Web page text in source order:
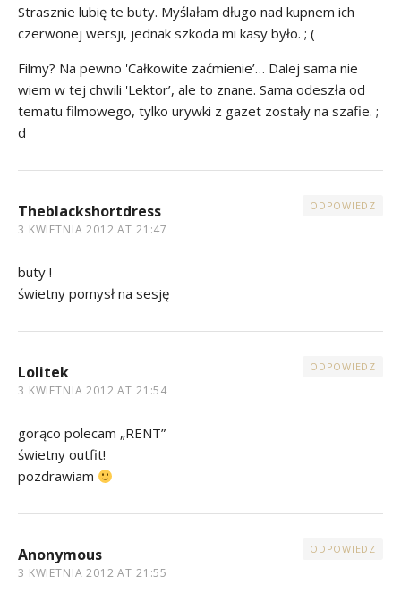
Strasznie lubię te buty. Myślałam długo nad kupnem ich
czerwonej wersji, jednak szkoda mi kasy było. ; (
Filmy? Na pewno 'Całkowite zaćmienie’… Dalej sama nie
wiem w tej chwili 'Lektor’, ale to znane. Sama odeszła od
tematu filmowego, tylko urywki z gazet zostały na szafie. ;
d
Theblackshortdress
3 KWIETNIA 2012 AT 21:47
ODPOWIEDZ
buty !
świetny pomysł na sesję
Lolitek
3 KWIETNIA 2012 AT 21:54
ODPOWIEDZ
gorąco polecam „RENT”
świetny outfit!
pozdrawiam
Anonymous
3 KWIETNIA 2012 AT 21:55
ODPOWIEDZ